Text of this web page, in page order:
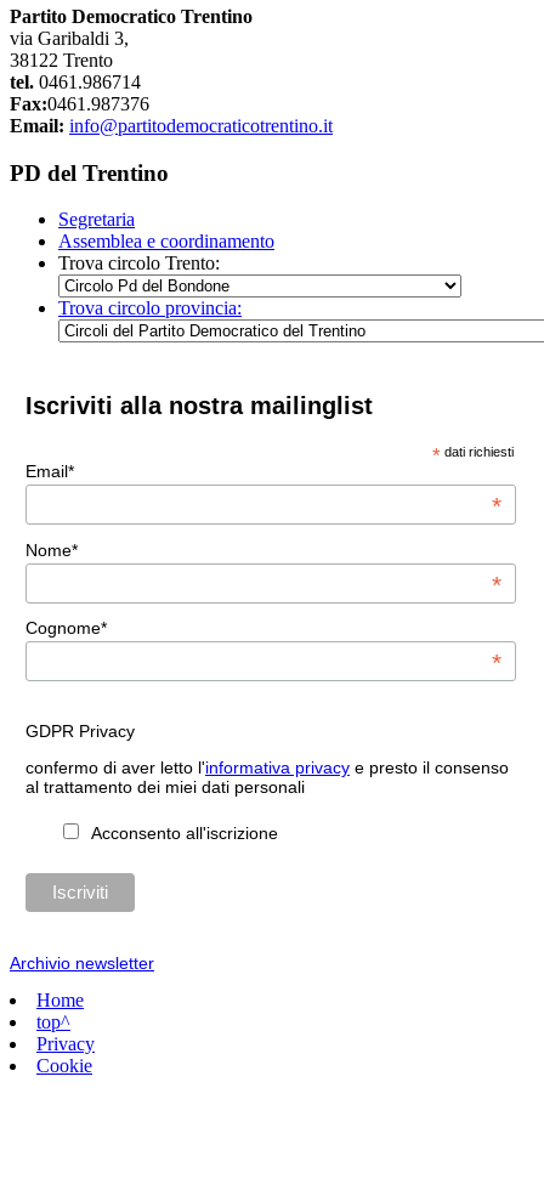
Partito Democratico Trentino
via Garibaldi 3,
38122 Trento
tel. 0461.986714
Fax:0461.987376
Email: info@partitodemocraticotrentino.it
PD del Trentino
Segretaria
Assemblea e coordinamento
Trova circolo Trento:
Trova circolo provincia:
Iscriviti alla nostra mailinglist
* dati richiesti
Email*
*
Nome*
*
Cognome*
*
GDPR Privacy
confermo di aver letto l'informativa privacye presto il consenso
al trattamento dei miei dati personali
Acconsento all'iscrizione
Archivio newsletter
Home
top^
Privacy
Cookie